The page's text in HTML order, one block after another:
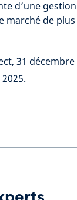
d’une
marché de
31 décembre